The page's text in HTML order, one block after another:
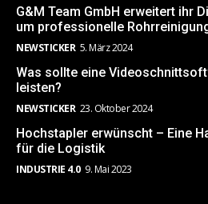
G&M Team GmbH erweitert ihr
um professionelle
NEWSTICKER 5. März 2024
Was sollte eine
leisten?
NEWSTICKER 23. Oktober 2024
Hochstapler erwünscht – Eine
für die Logistik
INDUSTRIE 4.0 9. Mai 2023